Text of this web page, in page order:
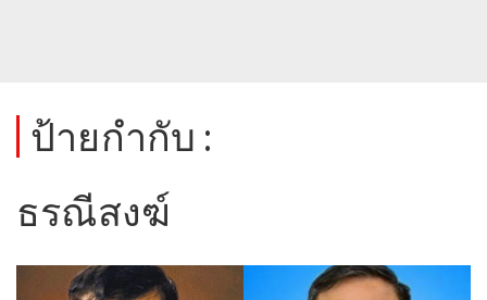
ป้ายกำกับ :
ธรณีสงฆ์